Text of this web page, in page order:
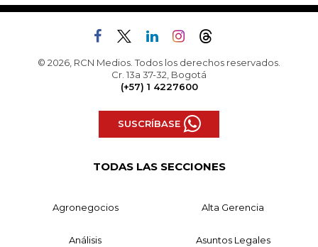
© 2026, RCN Medios. Todos los derechos reservados.
Cr. 13a 37-32, Bogotá
(+57) 1 4227600
SUSCRÍBASE
TODAS LAS SECCIONES
Agronegocios Alta Gerencia
Análisis Asuntos Legales